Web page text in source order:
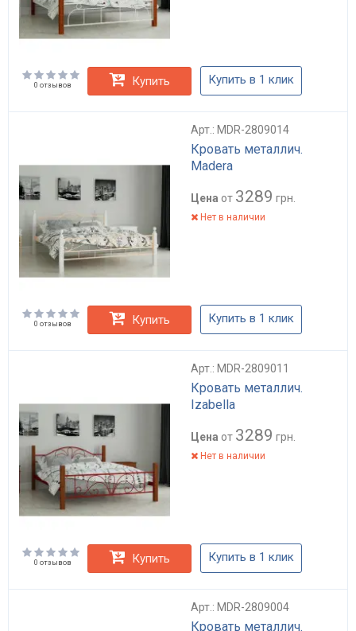
0 отзывов Купить Купить в 1 клик
Арт.: MDR-2809014
Кровать металлич.
Madera
Цена от 3289 грн.
Нет в наличии
0 отзывов Купить Купить в 1 клик
Арт.: MDR-2809011
Кровать металлич.
Izabella
Цена от 3289 грн.
Нет в наличии
0 отзывов Купить Купить в 1 клик
Арт.: MDR-2809004
Кровать металлич.